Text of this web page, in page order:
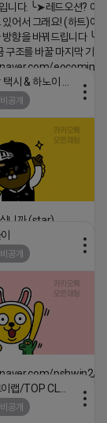
니다. ╰➤레드오션? 아
있어서 그래요! (하트)이
방향을 바꿔드립니다
조를 바꿀 마지막 기회
eocomim/
비공개
니까 (star)
비공개
pshwin2/
비공개